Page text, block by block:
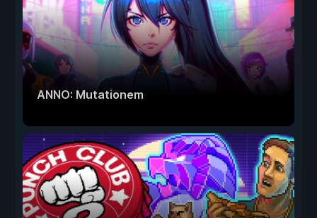
ANNO: Mutationem